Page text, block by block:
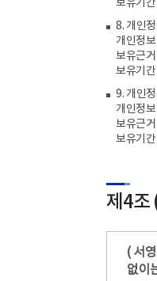
보유기
8. 개인
개인정
보유근
보유기간
9. 개인
개인정
보유근
보유기간
제4조
( 서
없이